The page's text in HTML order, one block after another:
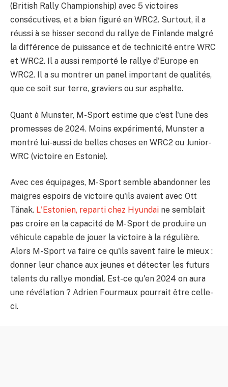
(British Rally Championship) avec 5 victoires
consécutives, et a bien figuré en WRC2. Surtout, il a
réussi à se hisser second du rallye de Finlande malgré
la différence de puissance et de technicité entre WRC
et WRC2. Il a aussi remporté le rallye d'Europe en
WRC2. Il a su montrer un panel important de qualités,
que ce soit sur terre, graviers ou sur asphalte.
Quant à Munster, M-Sport estime que c'est l'une des
promesses de 2024. Moins expérimenté, Munster a
montré lui-aussi de belles choses en WRC2 ou Junior-
WRC (victoire en Estonie).
Avec ces équipages, M-Sport semble abandonner les
maigres espoirs de victoire qu'ils avaient avec Ott
Tänak. L'Estonien, reparti chez Hyundai ne semblait
pas croire en la capacité de M-Sport de produire un
véhicule capable de jouer la victoire à la régulière.
Alors M-Sport va faire ce qu'ils savent faire le mieux :
donner leur chance aux jeunes et détecter les futurs
talents du rallye mondial. Est-ce qu'en 2024 on aura
une révélation ? Adrien Fourmaux pourrait être celle-
ci.